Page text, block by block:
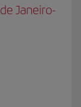
Janeiro-